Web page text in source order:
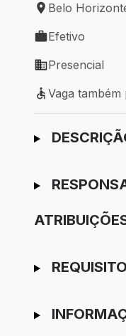
Local de
Belo
Tipo de vaga:
Efetivo
Modelo de
Presencial
Vaga também
Vaga também
Ir para